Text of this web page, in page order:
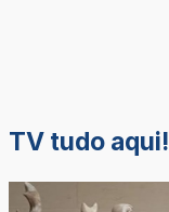
TV tudo aqui!